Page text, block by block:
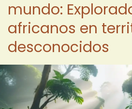
mundo:
africanos en
desconocidos